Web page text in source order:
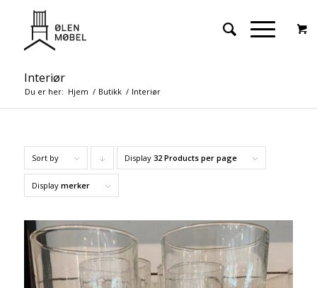
Interiør
Du er her: Hjem / Butikk / Interiør
Sort by Click
products
descending
Display 32 Products per page
Display merker